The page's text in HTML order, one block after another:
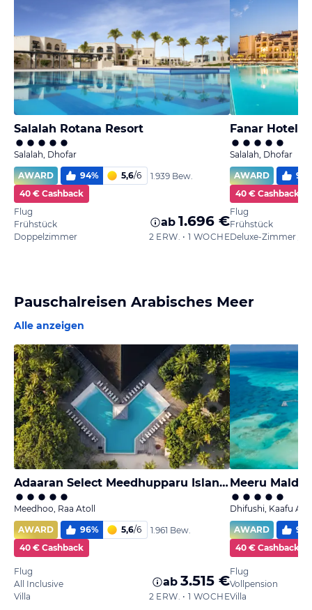
Salalah Rotana Resort
Salalah, Dhofar
AWARD
94% 5,6/6
1.939 Bew.
40 € Cashback
Flug
Frühstück
Doppelzimmer
ab 1.696 €
2 ERW. • 1 WOCHE
Salalah, Dhofar
AWARD
95
40 € Cashback
Flug
Frühstück
Pauschalreisen Arabisches Meer
Alle anzeigen
Adaaran Select Meedhupparu Island Resort - Premium All Inclusive
Meedhoo, Raa Atoll
AWARD
96% 5,6/6
1.961 Bew.
40 € Cashback
Flug
All Inclusive
Villa
ab 3.515 €
2 ERW. • 1 WOCHE
Meeru
Dhifushi, Kaafu
AWARD
97
40 € Cashback
Flug
Vollpension
Villa